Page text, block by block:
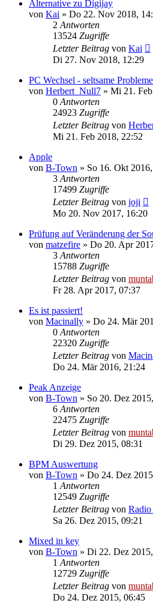
Alternative zu Digijay
von Kai » Do 22. Nov 2018,
2 Antworten
13524 Zugriffe
Letzter Beitrag von Kai
Di 27. Nov 2018, 12:29
PC Wechsel - seltsame
von Herbert_Null7 » Mi 21.
0 Antworten
24923 Zugriffe
Letzter Beitrag von
Mi 21. Feb 2018, 22:52
Apple
von B-Town » So 16. Okt
3 Antworten
17499 Zugriffe
Letzter Beitrag von joji
Mo 20. Nov 2017, 16:20
Prüfung auf Veränderung der
von matzefire » Do 20. Apr
3 Antworten
15788 Zugriffe
Letzter Beitrag von
Fr 28. Apr 2017, 07:37
Es ist passiert!
von Macinally » Do 24. Mär
0 Antworten
22320 Zugriffe
Letzter Beitrag von
Do 24. Mär 2016, 21:24
Peak Anzeige
von B-Town » So 20. Dez
6 Antworten
22475 Zugriffe
Letzter Beitrag von
Di 29. Dez 2015, 08:31
BPM Auswertung
von B-Town » Do 24. Dez
1 Antworten
12549 Zugriffe
Letzter Beitrag von Radio
Sa 26. Dez 2015, 09:21
Mixed in key
von B-Town » Di 22. Dez
1 Antworten
12729 Zugriffe
Letzter Beitrag von
Do 24. Dez 2015, 06:45